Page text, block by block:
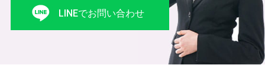
LINEでお問い合わせ